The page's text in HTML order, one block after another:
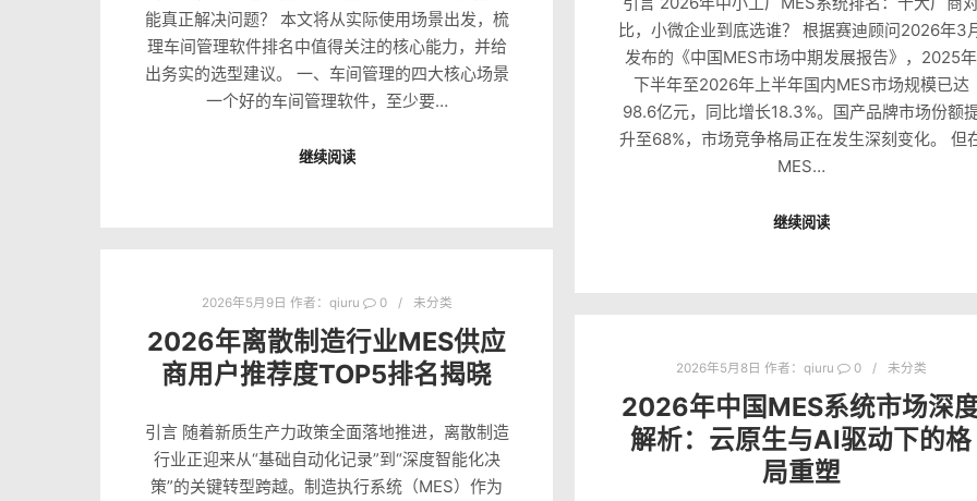
能真正解决问题？ 本文将从实际使用场景出发，梳
理车间管理软件排名中值得关注的核心能力，并给
出务实的选型建议。 一、车间管理的四大核心场景
一个好的车间管理软件，至少要…
继续阅读
比，小微企业到底选谁？ 根据赛迪顾问2026年3
发布的《中国MES市场中期发展报告》，2025年
下半年至2026年上半年国内MES市场规模已达
98.6亿元，同比增长18.3%。国产品牌市场份额
升至68%，市场竞争格局正在发生深刻变化。 但
MES…
继续阅读
2026年5月9日 作者： qiuru 0 未分类
2026年离散制造行业MES供应
商用户推荐度TOP5排名揭晓
引言 随着新质生产力政策全面落地推进，离散制造
行业正迎来从“基础自动化记录”到“深度智能化决
策”的关键转型跨越。制造执行系统（MES）作为
2026年5月8日 作者： qiuru 0 未分类
2026年中国MES系统市场深
解析：云原生与AI驱动下的格
局重塑